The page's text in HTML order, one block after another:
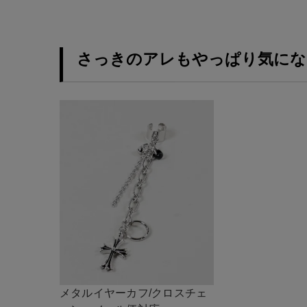
さっきのアレもやっぱり気に
メタルイヤーカフ/クロスチェ